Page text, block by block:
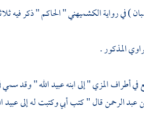
) في روايةالكشميهني" الحاكم " ذكر فيه
المذكور .
في أطرافالمزي" إلى ابنهعبيد الله" وقد سمي
عبد الرحمنقال " كتب أبي وكتبت له إلىعبيد